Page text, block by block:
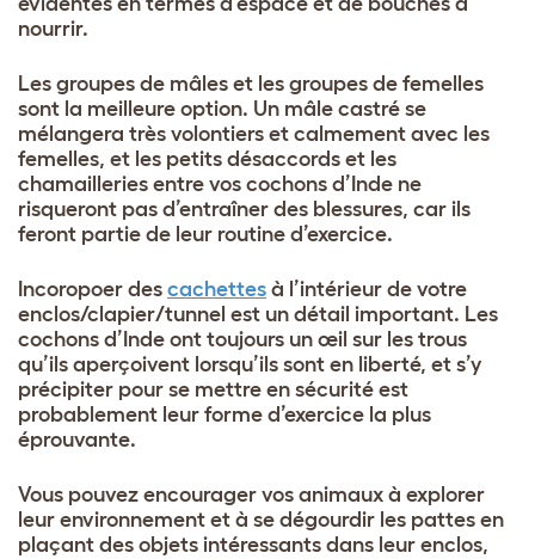
nourrir.
Les groupes de mâles et les groupes de femelles
sont la meilleure option. Un mâle castré se
mélangera très volontiers et calmement avec les
femelles, et les petits désaccords et les
chamailleries entre vos cochons d’Inde ne
risqueront pas d’entraîner des blessures, car ils
feront partie de leur routine d’exercice.
Incoropoer des cachettes à l’intérieur de votre
enclos/clapier/tunnel est un détail important. Les
cochons d’Inde ont toujours un œil sur les trous
qu’ils aperçoivent lorsqu’ils sont en liberté, et s’y
précipiter pour se mettre en sécurité est
probablement leur forme d’exercice la plus
éprouvante.
Vous pouvez encourager vos animaux à explorer
leur environnement et à se dégourdir les pattes en
plaçant des objets intéressants dans leur enclos,